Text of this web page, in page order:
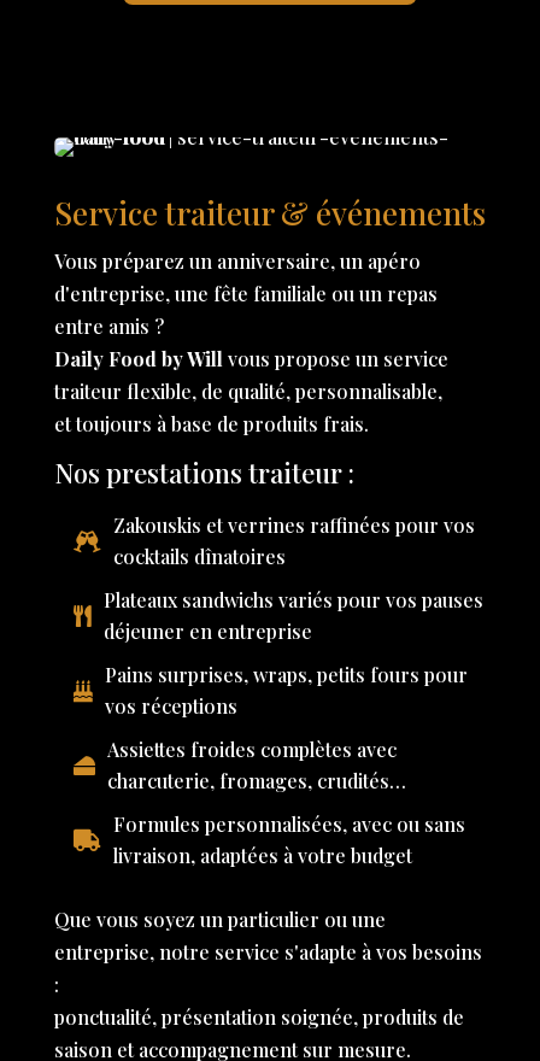
Service traiteur & événements
Vous préparez un anniversaire, un apéro
d'entreprise, une fête familiale ou un repas
entre amis ?
Daily Food by Willvous propose un service
traiteur flexible, de qualité, personnalisable,
et toujours à base de produits frais.
Nos prestations traiteur :
Zakouskis et verrines raffinées pour vos
cocktails dînatoires
Plateaux sandwichs variés pour vos pauses
déjeuner en entreprise
Pains surprises, wraps, petits fours pour
vos réceptions
Assiettes froides complètes avec
charcuterie, fromages, crudités…
Formules personnalisées, avec ou sans
livraison, adaptées à votre budget
Que vous soyez un particulier ou une
entreprise, notre service s'adapte à vos besoins
:
ponctualité, présentation soignée, produits de
saison et accompagnement sur mesure.